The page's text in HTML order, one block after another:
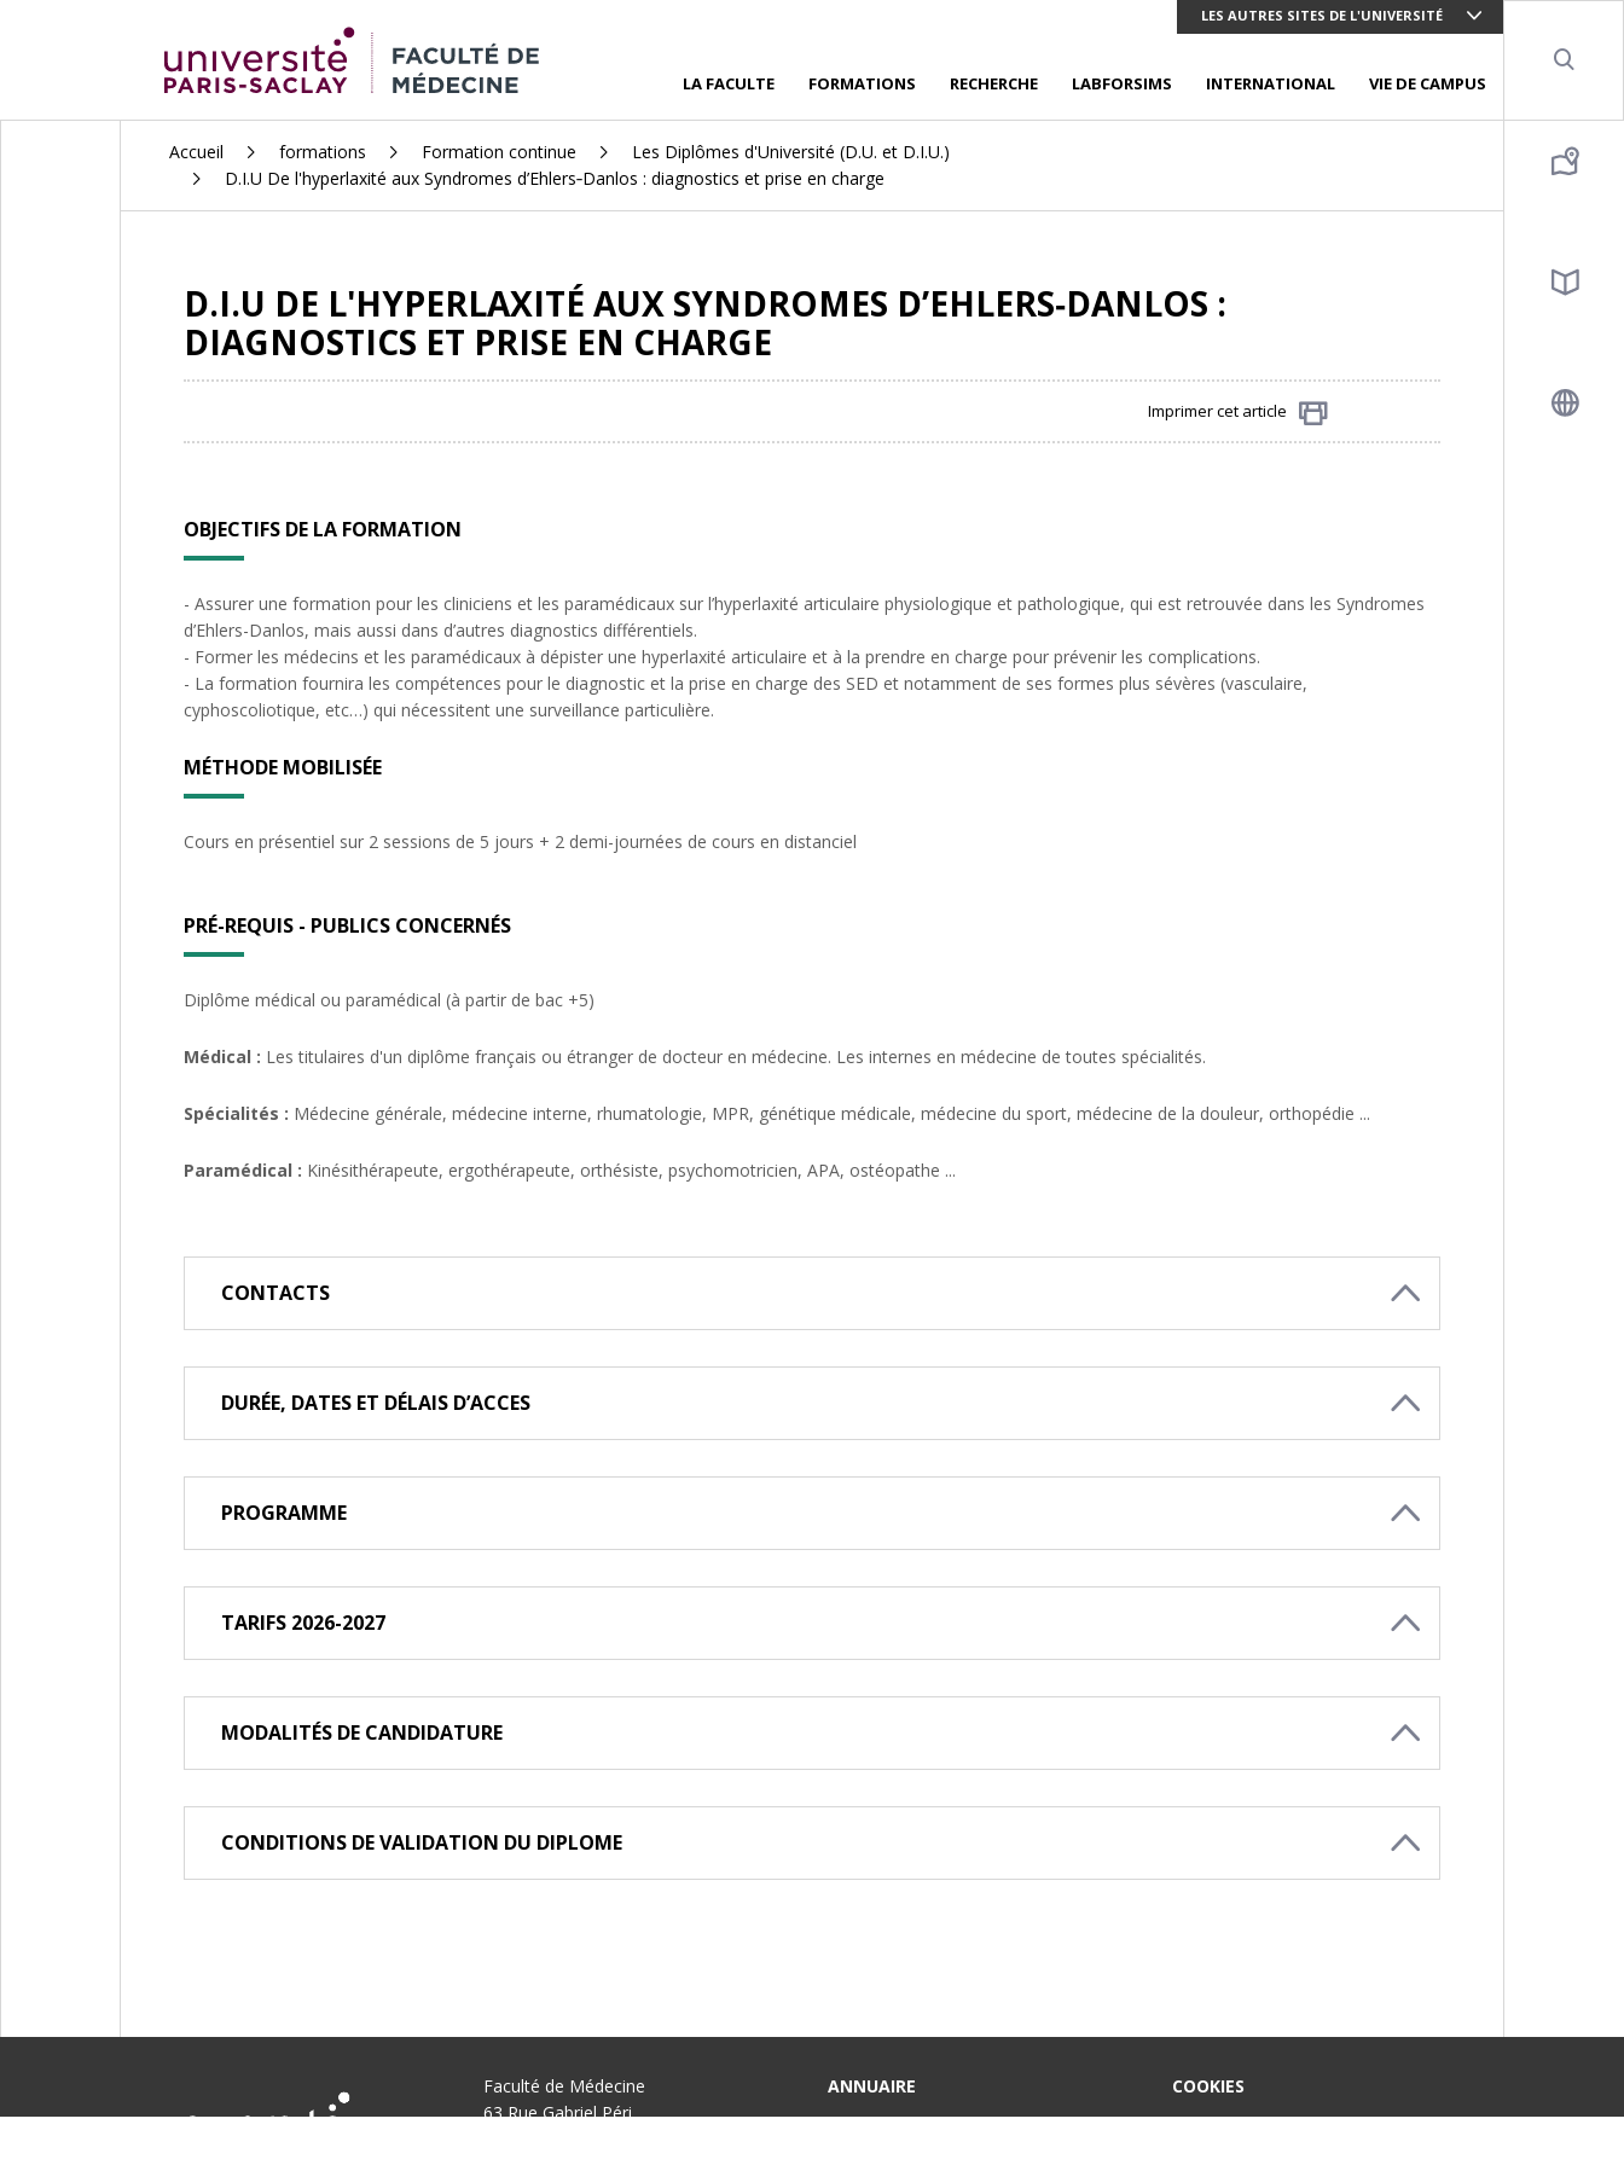
LES AUTRES SITES DE L'UNIVERSITÉ
LA FACULTE FORMATIONS RECHERCHE LABFORSIMS INTERNATIONAL VIE DE CAMPUS
Accueil formations Formation continue
Les Diplômes d'Université (D.U. et D.I.U.)
D.I.U De l'hyperlaxité aux Syndromes d’Ehlers‐Danlos : diagnostics et prise en charge
D.I.U DE L'HYPERLAXITÉ AUX SYNDROMES D’EHLERS‐DANLOS :
DIAGNOSTICS ET PRISE EN CHARGE
Imprimer cet article
OBJECTIFS DE LA FORMATION
- Assurer une formation pour les cliniciens et les paramédicaux sur l’hyperlaxité articulaire physiologique et pathologique, qui est retrouvée dans les Syndromes
d’Ehlers-Danlos, mais aussi dans d’autres diagnostics différentiels.
- Former les médecins et les paramédicaux à dépister une hyperlaxité articulaire et à la prendre en charge pour prévenir les complications.
- La formation fournira les compétences pour le diagnostic et la prise en charge des SED et notamment de ses formes plus sévères (vasculaire,
cyphoscoliotique, etc…) qui nécessitent une surveillance particulière.
MÉTHODE MOBILISÉE
Cours en présentiel sur 2 sessions de 5 jours + 2 demi-journées de cours en distanciel
PRÉ-REQUIS - PUBLICS CONCERNÉS
Diplôme médical ou paramédical (à partir de bac +5)
Médical : Les titulaires d'un diplôme français ou étranger de docteur en médecine. Les internes en médecine de toutes spécialités.
Spécialités : Médecine générale, médecine interne, rhumatologie, MPR, génétique médicale, médecine du sport, médecine de la douleur, orthopédie ...
Paramédical : Kinésithérapeute, ergothérapeute, orthésiste, psychomotricien, APA, ostéopathe ...
CONTACTS
DURÉE, DATES ET DÉLAIS D’ACCES
PROGRAMME
TARIFS 2026-2027
MODALITÉS DE CANDIDATURE
CONDITIONS DE VALIDATION DU DIPLOME
Faculté de Médecine
63 Rue Gabriel Péri
ANNUAIRE
INTRANET
COOKIES